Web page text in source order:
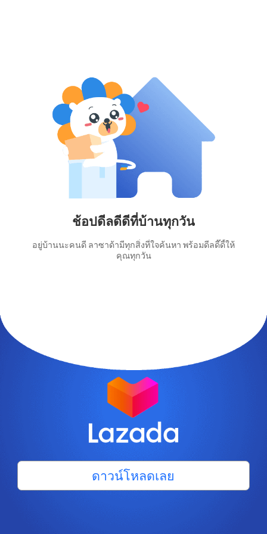
ช้อปดีลดีดีที่บ้านทุกวัน
อยู่บ้านนะคนดี ลาซาด้ามีทุกสิ่งที่ใจค้นหา พร้อมดีลดี๊ดี้ให้
คุณทุกวัน
ดาวน์โหลดเลย